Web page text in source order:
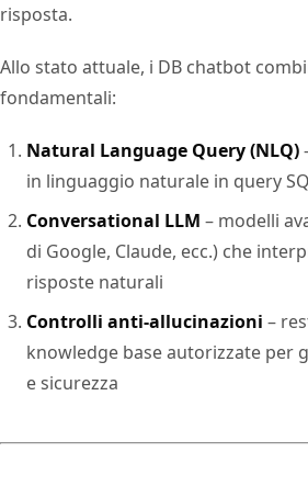
risposta.
Allo stato attuale, i DB chatbot
fondamentali:
Natural Language Query (NLQ)
in linguaggio naturale in query
Conversational LLM – modelli
di Google, Claude, ecc.) che
risposte naturali
Controlli anti-allucinazioni –
knowledge base autorizzate per
e sicurezza